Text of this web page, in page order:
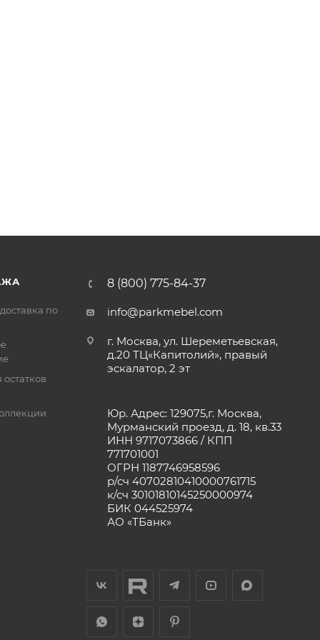
по
8 (800) 775-84-37
info@parkmebel.com
г. Москва, ул. Шереметьевская,
д.20 ТЦ«Капитолий», правый
эскалатор, 2 эт
Юр. Адрес: 129075,г. Москва,
Мурманский проезд, д. 18, кв.33
ИНН 9717073866 / КПП
771701001
ОГРН 1187746958596
р/сч 40702810410000761715
к/сч 30101810145250000974
БИК 044525974
АО «ТБанк»